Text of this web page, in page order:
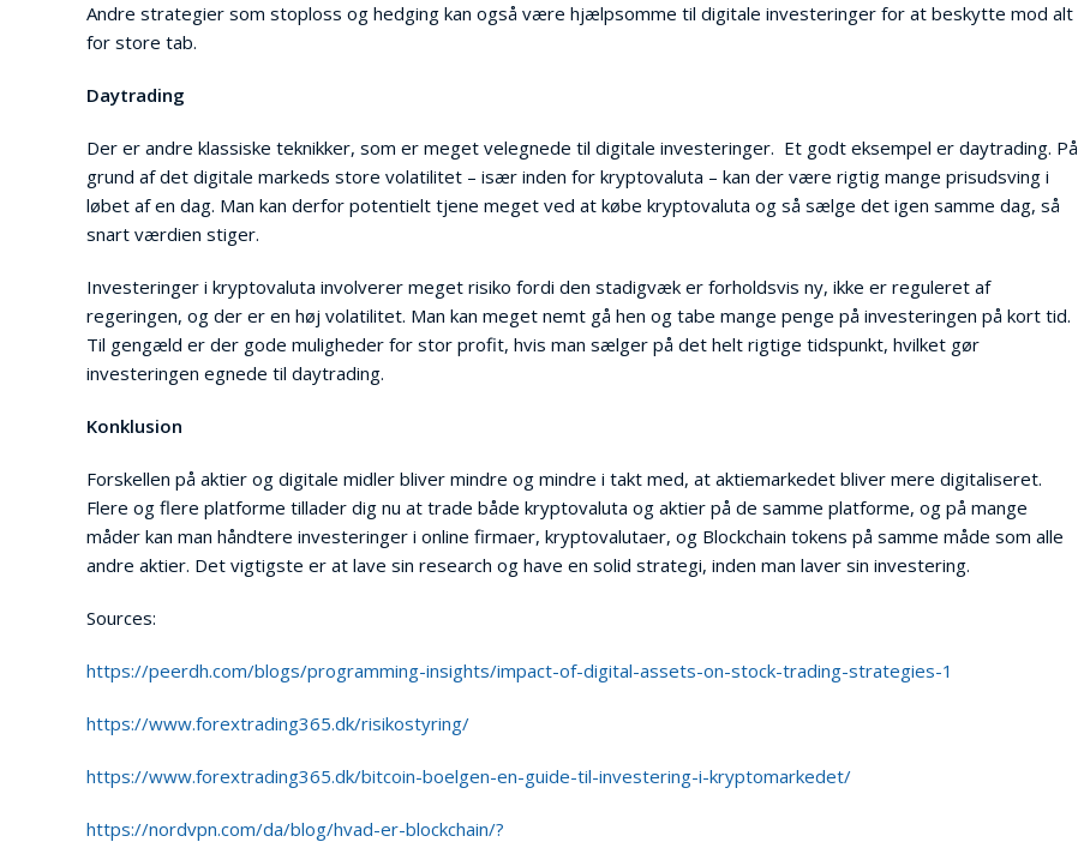
Andre strategier som stoploss og hedging kan også være hjælpsomme til digitale investeringer for at beskytte mod alt
for store tab.
Daytrading
Der er andre klassiske teknikker, som er meget velegnede til digitale investeringer. Et godt eksempel er daytrading. På
grund af det digitale markeds store volatilitet – især inden for kryptovaluta – kan der være rigtig mange prisudsving i
løbet af en dag. Man kan derfor potentielt tjene meget ved at købe kryptovaluta og så sælge det igen samme dag, så
snart værdien stiger.
Investeringer i kryptovaluta involverer meget risiko fordi den stadigvæk er forholdsvis ny, ikke er reguleret af
regeringen, og der er en høj volatilitet. Man kan meget nemt gå hen og tabe mange penge på investeringen på kort tid.
Til gengæld er der gode muligheder for stor profit, hvis man sælger på det helt rigtige tidspunkt, hvilket gør
investeringen egnede til daytrading.
Konklusion
Forskellen på aktier og digitale midler bliver mindre og mindre i takt med, at aktiemarkedet bliver mere digitaliseret.
Flere og flere platforme tillader dig nu at trade både kryptovaluta og aktier på de samme platforme, og på mange
måder kan man håndtere investeringer i online firmaer, kryptovalutaer, og Blockchain tokens på samme måde som alle
andre aktier. Det vigtigste er at lave sin research og have en solid strategi, inden man laver sin investering.
Sources:
https://peerdh.com/blogs/programming-insights/impact-of-digital-assets-on-stock-trading-strategies-1
https://www.forextrading365.dk/risikostyring/
https://www.forextrading365.dk/bitcoin-boelgen-en-guide-til-investering-i-kryptomarkedet/
https://nordvpn.com/da/blog/hvad-er-blockchain/?